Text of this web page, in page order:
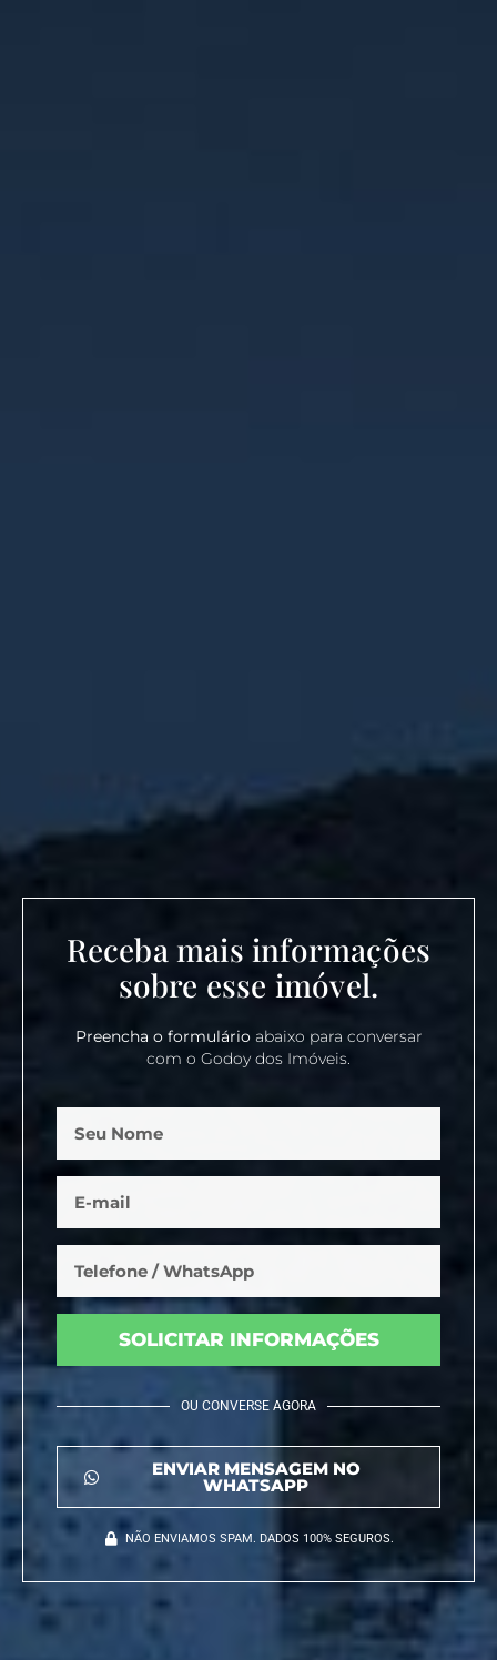
Receba mais informações
sobre esse imóvel.
Preencha o formulárioabaixo para conversar
com o Godoy dos Imóveis.
SOLICITAR INFORMAÇÕES
OU CONVERSE AGORA
ENVIAR MENSAGEM NO
WHATSAPP
NÃO ENVIAMOS SPAM. DADOS 100% SEGUROS.